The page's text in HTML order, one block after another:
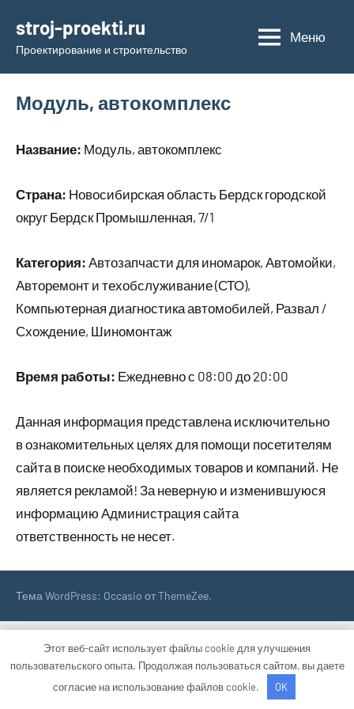
содержимому
stroj-proekti.ru
Проектирование и строительство
Меню
Модуль, автокомплекс
Название: Модуль, автокомплекс
Страна: Новосибирская область Бердск городской
округ Бердск Промышленная, 7/1
Категория: Автозапчасти для иномарок, Автомойки,
Авторемонт и техобслуживание (СТО),
Компьютерная диагностика автомобилей, Развал /
Схождение, Шиномонтаж
Время работы: Ежедневно с 08:00 до 20:00
Данная информация представлена исключительно
в ознакомительных целях для помощи посетителям
сайта в поиске необходимых товаров и компаний. Не
является рекламой! За неверную и изменившуюся
информацию Администрация сайта
ответственность не несет.
Тема WordPress: Occasio от ThemeZee.
Этот веб-сайт использует файлы cookie для улучшения
пользовательского опыта. Продолжая пользоваться сайтом, вы даете
согласие на использование файлов cookie.
OK